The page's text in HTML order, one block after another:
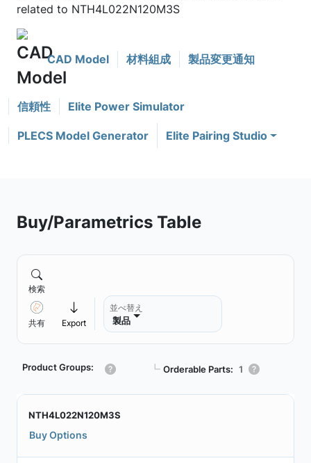
related to NTH4L022N120M3S
CAD Model 材料組成 製品変更通知
信頼性 Elite Power Simulator
PLECS Model Generator Elite Pairing Studio
Buy/Parametrics Table
検索
共有 Export
並べ替え
製品
Product Groups: ┗ Orderable Parts: 1
NTH4L022N120M3S
Buy Options